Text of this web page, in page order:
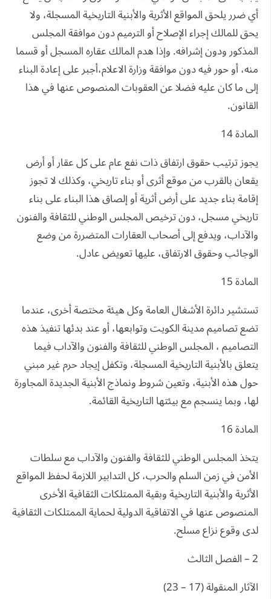
أي ضرر يلحق المواقع الأثرية والأبنية التاريخية المسجلة، ولا
يحق للمالك إجراء الإصلاح أو الترميم دون موافقة المجلس
المذكور ودون إشرافه. وإذا هدم المالك عقاره المسجل أو قسما
منه، أو حور فيه دون موافقة وزارة الاعلام،أجبر على إعادة البناء
إلى ما كان عليه فضلا عن العقوبات المنصوص عنها في هذا
القانون.
المادة 14
يجوز ترتيب حقوق ارتفاق ذات نفع عام على كل عقار أو أرض
يقعان بالقرب من موقع أثرى أو بناء تاريخي، وكذلك لا تجوز
إقامة بناء جديد على أرض أثرية أو إلصاق هذا البناء على بناء
تاريخي مسجل، دون ترخيص المجلس الوطني للثقافة والفنون
والآداب، ويدفع إلى أصحاب العقارات المتضررة من وضع
الوجائب وحقوق الارتفاق، عليها تعويض عادل.
المادة 15
تستشير دائرة الأشغال العامة وكل هيئة مختصة أخرى، عندما
تضع تصاميم مدينة الكويت وتوابعها، أو عند بدئها تنفيذ هذه
التصاميم ، المجلس الوطني للثقافة والفنون والآداب فيما
يتعلق بالأبنية التاريخية المسجلة، وتكفل إيجاد حرم غير مبني
حول هذه الأبنية، وتعين شروط ونماذج الأبنية الجديدة المجاورة
لها، وبما ينسجم مع بيئتها التاريخية القائمة.
المادة 16
يتخذ المجلس الوطني للثقافة والفنون والآداب مع سلطات
الأمن في زمن السلم والحرب، كل التدابير اللازمة لحفظ المواقع
الأثرية والأبنية التاريخية وبقية الممتلكات الثقافية الأخرى
المنصوص عنها في الاتفاقية الدولية لحماية الممتلكات الثقافية
لدى وقوع نزاع مسلح.
2 – الفصل الثالث
الآثار المنقولة (17 – 23)